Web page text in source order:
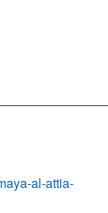
al-attia-